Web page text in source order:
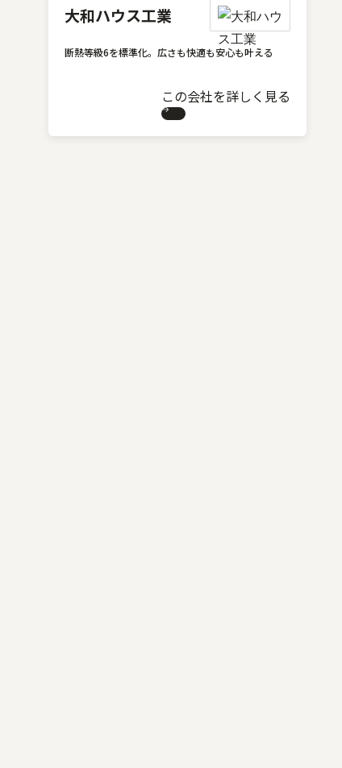
大和ハウス工業
断熱等級6を標準化。広さも快適も安心も叶える
この会社を詳しく見る